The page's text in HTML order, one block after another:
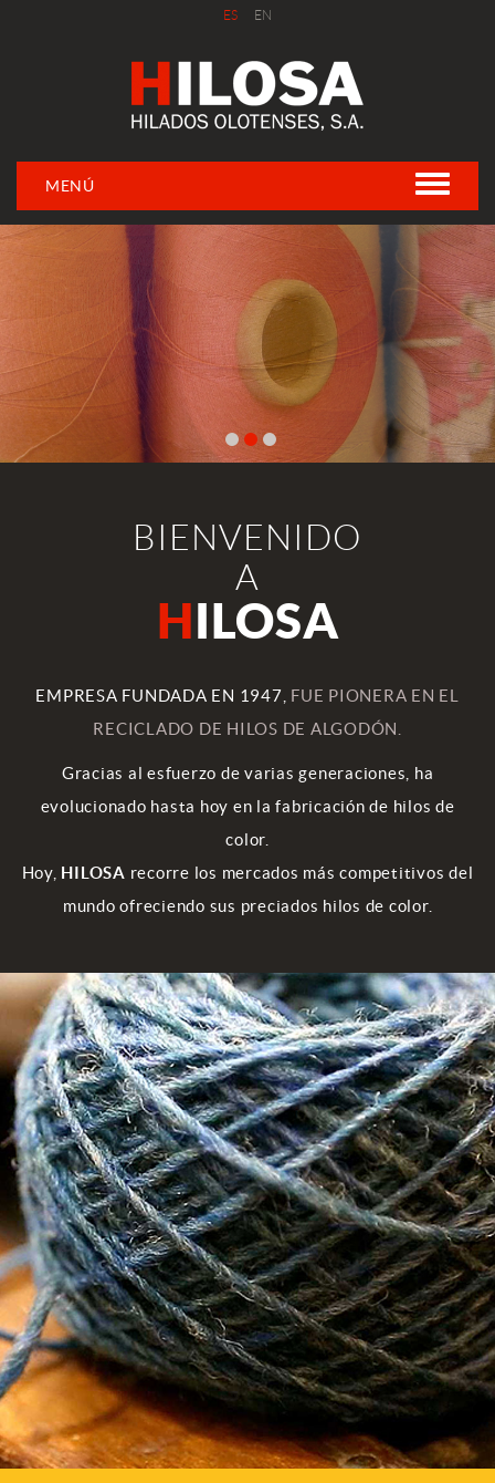
ES EN
MENÚ
BIENVENIDO
A
HILOSA
EMPRESA FUNDADA EN 1947, FUE PIONERA EN EL
RECICLADO DE HILOS DE ALGODÓN.
Gracias al esfuerzo de varias generaciones, ha
evolucionado hasta hoy en la fabricación de hilos de
color.
Hoy, HILOSA recorre los mercados más competitivos del
mundo ofreciendo sus preciados hilos de color.